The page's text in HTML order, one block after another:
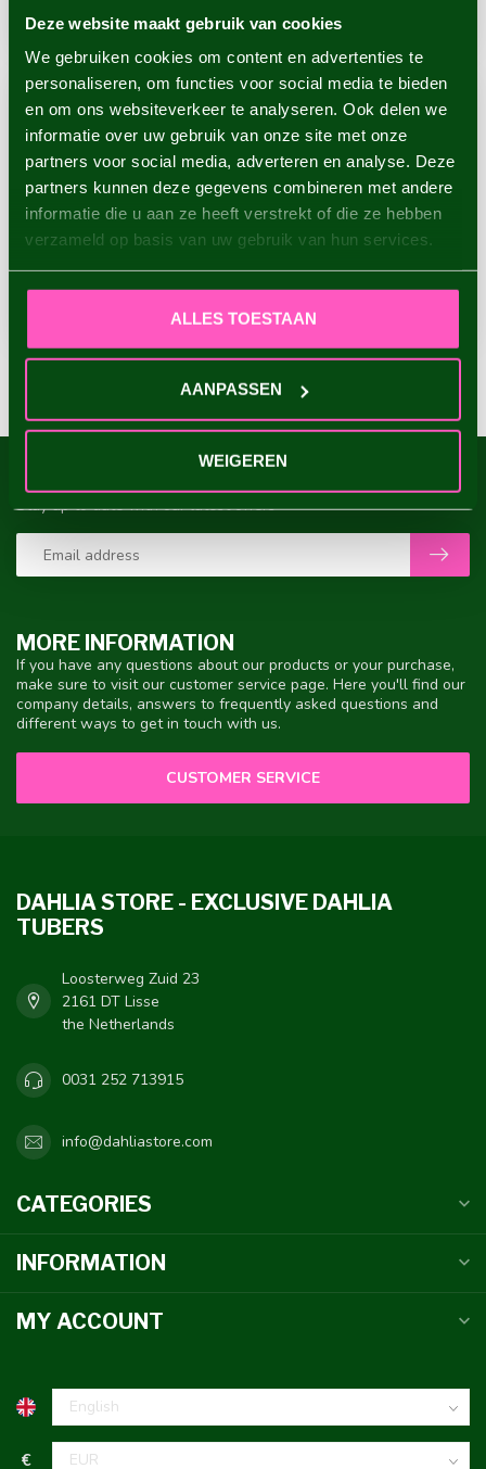
Deze website maakt gebruik van cookies
We gebruiken cookies om content en advertenties te
personaliseren, om functies voor social media te bieden
en om ons websiteverkeer te analyseren. Ook delen we
informatie over uw gebruik van onze site met onze
partners voor social media, adverteren en analyse. Deze
partners kunnen deze gegevens combineren met andere
informatie die u aan ze heeft verstrekt of die ze hebben
verzameld op basis van uw gebruik van hun services.
ALLES TOESTAAN
AANPASSEN
WEIGEREN
Waterlily Singleflowering
Garden advice
MORE INFORMATION
If you have any questions about our products or your purchase,
make sure to visit our customer service page. Here you'll find our
company details, answers to frequently asked questions and
different ways to get in touch with us.
CUSTOMER SERVICE
Stay up to date with our latest offers
DAHLIA STORE - EXCLUSIVE DAHLIA
TUBERS
Loosterweg Zuid 23
2161 DT Lisse
the Netherlands
0031 252 713915
info@dahliastore.com
CATEGORIES
INFORMATION
MY ACCOUNT
€